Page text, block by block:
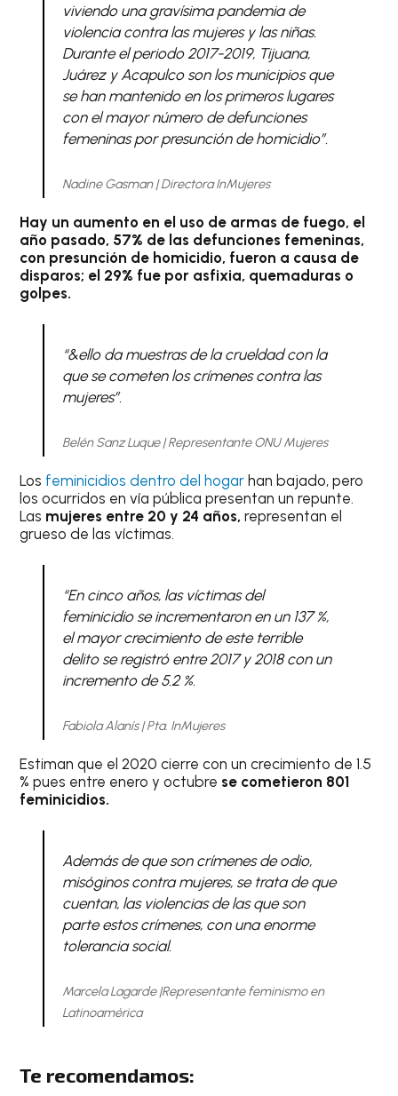
viviendo una gravísima pandemia de
violencia contra las mujeres y las niñas.
Durante el periodo 2017-2019, Tijuana,
Juárez y Acapulco son los municipios que
se han mantenido en los primeros lugares
con el mayor número de defunciones
femeninas por presunción de homicidio”.
Nadine Gasman | Directora InMujeres
Hay un aumento en el uso de armas de fuego, el
año pasado, 57% de las defunciones femeninas,
con presunción de homicidio, fueron a causa de
disparos; el 29% fue por asfixia, quemaduras o
golpes.
“&ello da muestras de la crueldad con la
que se cometen los crímenes contra las
mujeres”.
Belén Sanz Luque | Representante ONU Mujeres
Los feminicidios dentro del hogarhan bajado, pero
los ocurridos en vía pública presentan un repunte.
Las mujeres entre 20 y 24 años, representan el
grueso de las víctimas.
“En cinco años, las víctimas del
feminicidio se incrementaron en un 137 %,
el mayor crecimiento de este terrible
delito se registró entre 2017 y 2018 con un
incremento de 5.2 %.
Fabiola Alanís | Pta. InMujeres
Estiman que el 2020 cierre con un crecimiento de 1.5
% pues entre enero y octubre se cometieron 801
feminicidios.
Además de que son crímenes de odio,
misóginos contra mujeres, se trata de que
cuentan, las violencias de las que son
parte estos crímenes, con una enorme
tolerancia social.
Marcela Lagarde |Representante feminismo en
Latinoamérica
Te recomendamos: